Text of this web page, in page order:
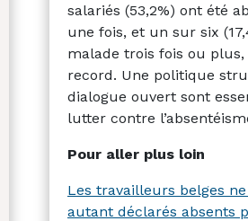
salariés (53,2%) ont été
une fois, et un sur six
malade trois fois ou
record. Une politique
dialogue ouvert sont
lutter contre
Pour aller plus loin
Les travailleurs belges
autant déclarés absents